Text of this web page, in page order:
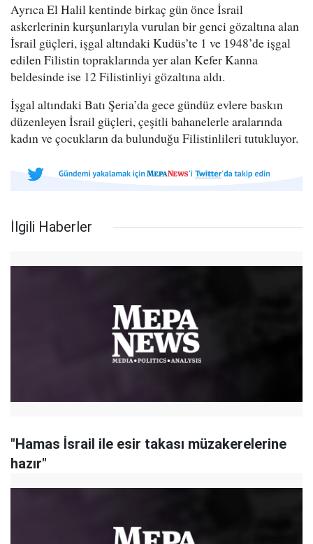
Ayrıca El Halil kentinde birkaç gün önce İsrail
askerlerinin kurşunlarıyla vurulan bir genci gözaltına alan
İsrail güçleri, işgal altındaki Kudüs’te 1 ve 1948’de işgal
edilen Filistin topraklarında yer alan Kefer Kanna
beldesinde ise 12 Filistinliyi gözaltına aldı.
İşgal altındaki Batı Şeria’da gece gündüz evlere baskın
düzenleyen İsrail güçleri, çeşitli bahanelerle aralarında
kadın ve çocukların da bulunduğu Filistinlileri tutukluyor.
İlgili Haberler
"Hamas İsrail ile esir takası müzakerelerine
hazır"